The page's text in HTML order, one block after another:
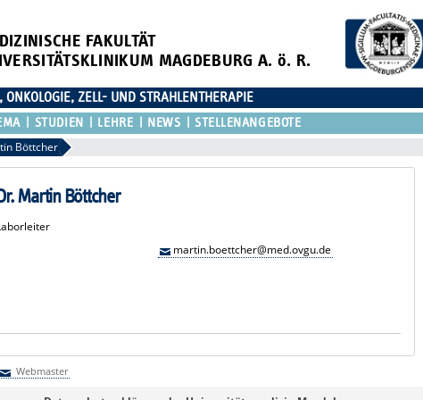
FAKULTÄT
MAGDEBURG A. ö. R.
ZELL- UND STRAHLENTHERAPIE
STUDIEN LEHRE NEWS STELLENANGEBOTE
Böttcher
Martin Böttcher
martin.boettcher@med.ovgu.de
Webmaster